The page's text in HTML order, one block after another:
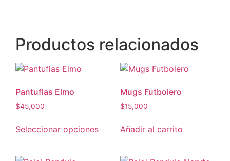
Productos relacionados
Pantuflas Elmo
$45,000
Seleccionar opciones
Mugs Futbolero
$15,000
Añadir al carrito